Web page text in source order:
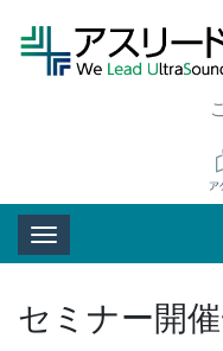
Toggle
セミナー開